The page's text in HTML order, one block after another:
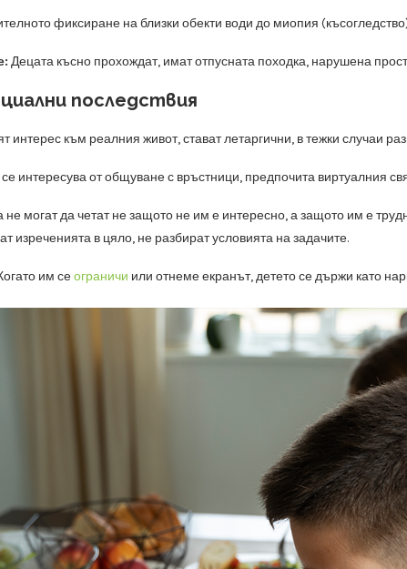
фиксиране на близки обекти води до миопия
Децата късно прохождат, имат отпусната походка, нарушена
последствия
интерес към реалния живот, стават летаргични, в тежки случаи
интересува от общуване с връстници, предпочита виртуалния
не могат да четат не защото не им е интересно, а защото им е
изреченията в цяло, не разбират условията на задачите.
им сеограничи или отнеме екранът, детето се държи като